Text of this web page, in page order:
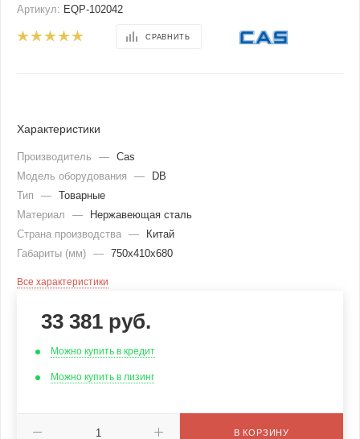
Артикул: EQP-102042
СРАВНИТЬ
Характеристики
Производитель — Cas
Модель оборудования
—
DB
Тип
— Товарные
Материал
—
Нержавеющая сталь
Страна производства —
Китай
Габариты (мм) — 750х410х680
Все характеристики
33 381 руб.
Можно купить в кредит
Можно купить в лизинг
В КОРЗИНУ